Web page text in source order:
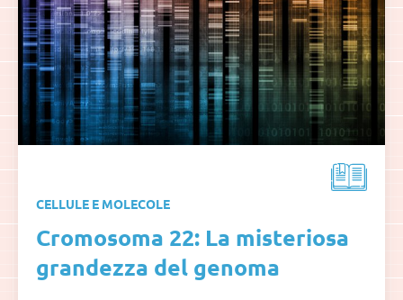
CELLULE E MOLECOLE
Cromosoma 22: La misteriosa
grandezza del genoma